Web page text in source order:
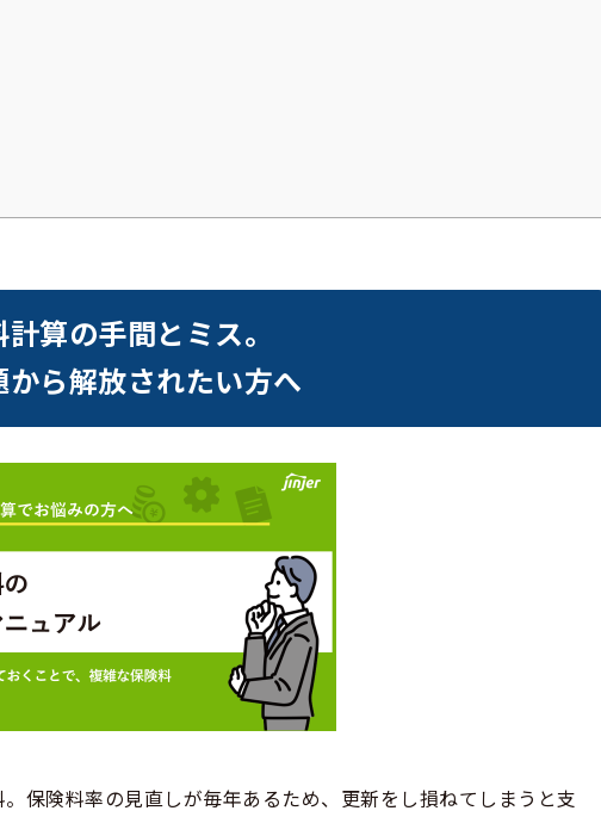
算の手間とミス。
から解放されたい方へ
保険料率の見直しが毎年あるため、更新をし損ねてしまうと支